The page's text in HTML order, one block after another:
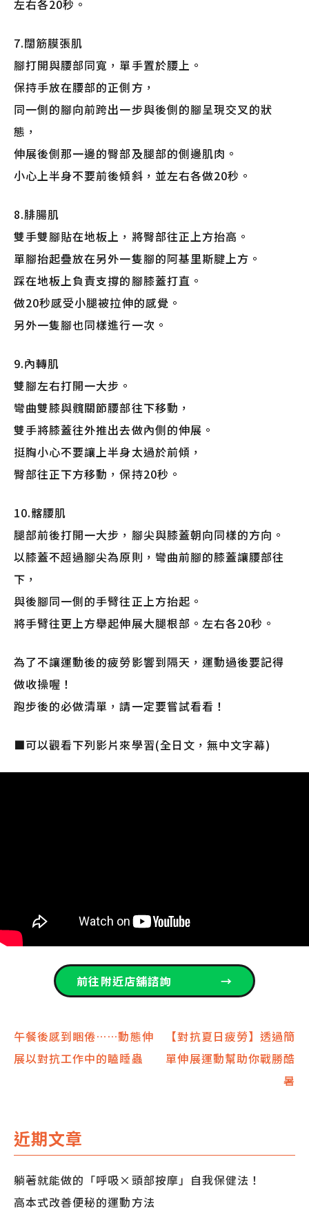
左右各20秒。
7.闊筋膜張肌
腳打開與腰部同寬，單手置於腰上。
保持手放在腰部的正側方，
同一側的腳向前跨出一步與後側的腳呈現交叉的狀
態，
伸展後側那一邊的臀部及腿部的側邊肌肉。
小心上半身不要前後傾斜，並左右各做20秒。
8.腓腸肌
雙手雙腳貼在地板上，將臀部往正上方抬高。
單腳抬起疊放在另外一隻腳的阿基里斯腱上方。
踩在地板上負責支撐的腳膝蓋打直。
做20秒感受小腿被拉伸的感覺。
另外一隻腳也同樣進行一次。
9.內轉肌
雙腳左右打開一大步。
彎曲雙膝與髖關節腰部往下移動，
雙手將膝蓋往外推出去做內側的伸展。
挺胸小心不要讓上半身太過於前傾，
臀部往正下方移動，保持20秒。
10.髂腰肌
腿部前後打開一大步，腳尖與膝蓋朝向同樣的方向。
以膝蓋不超過腳尖為原則，彎曲前腳的膝蓋讓腰部往
下，
與後腳同一側的手臂往正上方抬起。
將手臂往更上方舉起伸展大腿根部。左右各20秒。
為了不讓運動後的疲勞影響到隔天，運動過後要記得
做收操喔！
跑步後的必做清單，請一定要嘗試看看！
■可以觀看下列影片來學習(全日文，無中文字幕)
前往附近店舖諮詢 →
文
章
覽
午餐後感到睏倦……動態伸
展以對抗工作中的瞌睡蟲
【對抗夏日疲勞】透過簡
單伸展運動幫助你戰勝酷
暑
近期文章
躺著就能做的「呼吸×頭部按摩」自我保健法！
高本式改善便秘的運動方法